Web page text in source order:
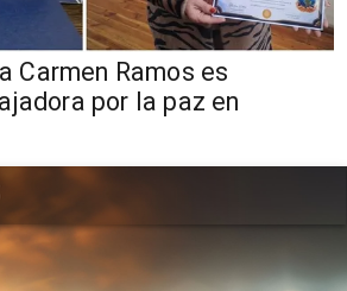
Carmen Ramos es
por la paz en